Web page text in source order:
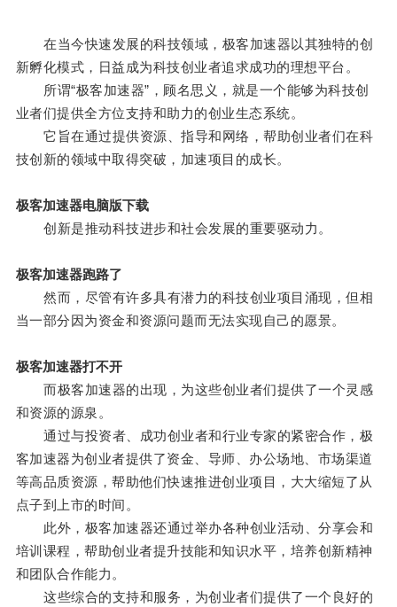
在当今快速发展的科技领域，极客加速器以其独特的创
新孵化模式，日益成为科技创业者追求成功的理想平台。
所谓“极客加速器”，顾名思义，就是一个能够为科技创
业者们提供全方位支持和助力的创业生态系统。
它旨在通过提供资源、指导和网络，帮助创业者们在科
技创新的领域中取得突破，加速项目的成长。
极客加速器电脑版下载
创新是推动科技进步和社会发展的重要驱动力。
极客加速器跑路了
然而，尽管有许多具有潜力的科技创业项目涌现，但相
当一部分因为资金和资源问题而无法实现自己的愿景。
极客加速器打不开
而极客加速器的出现，为这些创业者们提供了一个灵感
和资源的源泉。
通过与投资者、成功创业者和行业专家的紧密合作，极
客加速器为创业者提供了资金、导师、办公场地、市场渠道
等高品质资源，帮助他们快速推进创业项目，大大缩短了从
点子到上市的时间。
此外，极客加速器还通过举办各种创业活动、分享会和
培训课程，帮助创业者提升技能和知识水平，培养创新精神
和团队合作能力。
这些综合的支持和服务，为创业者们提供了一个良好的